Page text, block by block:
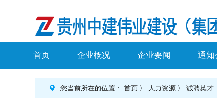
首页 企业概况 企业要闻 通知
您当前所在的位置： 首页 〉 人力资源 〉 诚聘英才